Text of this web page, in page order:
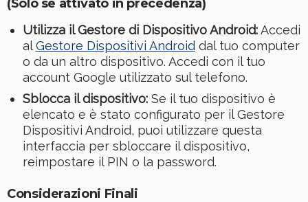
(Solo se attivato in precedenza)
Utilizza il Gestore di Dispositivo Android:Accedi
alGestore Dispositivi Androiddal tuo computer
o da un altro dispositivo. Accedi con il tuo
account Google utilizzato sul telefono.
Sblocca il dispositivo:Se il tuo dispositivo è
elencato e è stato configurato per il Gestore
Dispositivi Android, puoi utilizzare questa
interfaccia per sbloccare il dispositivo,
reimpostare il PIN o la password.
Considerazioni Finali